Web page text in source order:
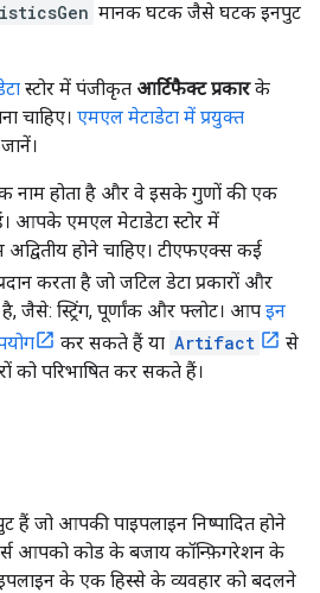
मानक घटक जैसे घटक इनपुट
स्टोर में पंजीकृत आर्टिफैक्ट प्रकारके
चाहिए। एमएल मेटाडेटा में प्रयुक्त
नाम होता है और वे इसके गुणों की एक
आपके एमएल मेटाडेटा स्टोर में
होने चाहिए। टीएफएक्स कई
करता है जो जटिल डेटा प्रकारों और
है, जैसे: स्ट्रिंग, पूर्णांक और फ्लोट। आप इन
कर सकते हैं या Artifact
से
को परिभाषित कर सकते हैं।
हैं जो आपकी पाइपलाइन निष्पादित होने
आपको कोड के बजाय कॉन्फ़िगरेशन के
के एक हिस्से के व्यवहार को बदलने